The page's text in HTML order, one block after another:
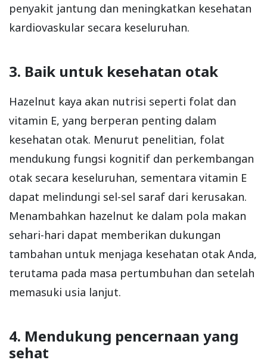
penyakit jantung dan meningkatkan kesehatan
kardiovaskular secara keseluruhan.
3. Baik untuk kesehatan otak
Hazelnut kaya akan nutrisi seperti folat dan
vitamin E, yang berperan penting dalam
kesehatan otak. Menurut penelitian, folat
mendukung fungsi kognitif dan perkembangan
otak secara keseluruhan, sementara vitamin E
dapat melindungi sel-sel saraf dari kerusakan.
Menambahkan hazelnut ke dalam pola makan
sehari-hari dapat memberikan dukungan
tambahan untuk menjaga kesehatan otak Anda,
terutama pada masa pertumbuhan dan setelah
memasuki usia lanjut.
4. Mendukung pencernaan yang
sehat